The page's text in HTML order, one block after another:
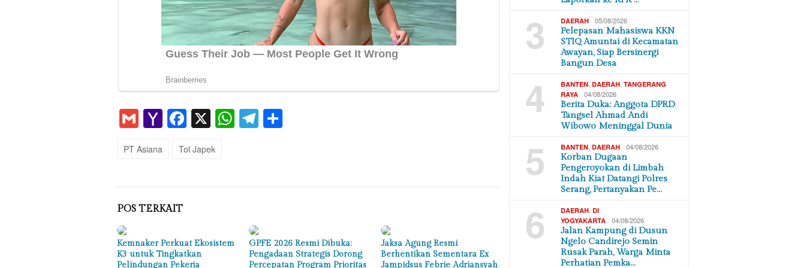
GmailYahoo
Mail
Facebook
X WhatsApp
Telegram
PT Asiana Tol Japek
POS TERKAIT
Kemnaker Perkuat Ekosistem
K3 untuk Tingkatkan
Pelindungan Pekerja
GPFE 2026 Resmi Dibuka:
Pengadaan Strategis Dorong
Percepatan Program Prioritas
Jaksa Agung Resmi
Berhentikan Sementara Ex
Jampidsus Febrie Adriansyah
3 DAERAH 05/08/2026
Pelepasan Mahasiswa KKN
STIQ Amuntai di Kecamatan
Awayan, Siap Bersinergi
Bangun Desa
4 BANTEN ,DAERAH ,TANGERANG
RAYA
04/08/2026
Berita Duka: Anggota DPRD
Tangsel Ahmad Andi
Wibowo Meninggal Dunia
5 BANTEN ,DAERAH 04/08/2026
Korban Dugaan
Pengeroyokan di Limbah
Indah Kiat Datangi Polres
Serang, Pertanyakan Pe…
6 DAERAH ,DI
YOGYAKARTA
04/08/2026
Jalan Kampung di Dusun
Ngelo Candirejo Semin
Rusak Parah, Warga Minta
Perhatian Pemka…